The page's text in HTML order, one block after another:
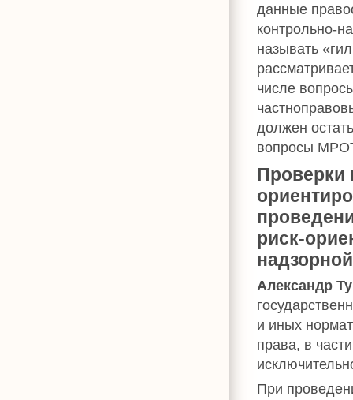
данные
контрольно-
называть
числе
должен
вопросы
Проверки
риск-
Александр
и иных
права, в
При